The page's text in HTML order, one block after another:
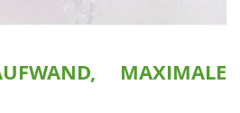
MAXIMALE